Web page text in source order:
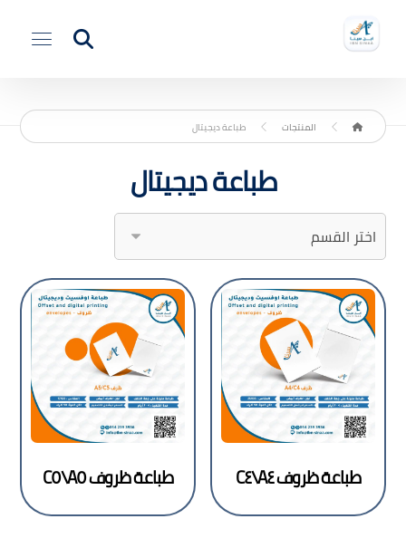
المنتجات طباعة ديجيتال
طباعة ديجيتال
طباعة ظروف A٤\C٤ طباعة ظروف A٥\C٥